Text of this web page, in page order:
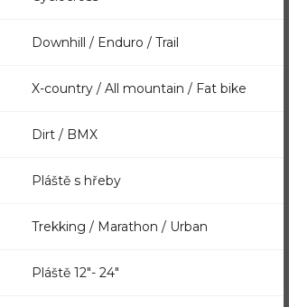
Downhill / Enduro / Trail
X-country / All mountain / Fat bike
Dirt / BMX
Pláště s hřeby
Trekking / Marathon / Urban
Pláště 12"- 24"